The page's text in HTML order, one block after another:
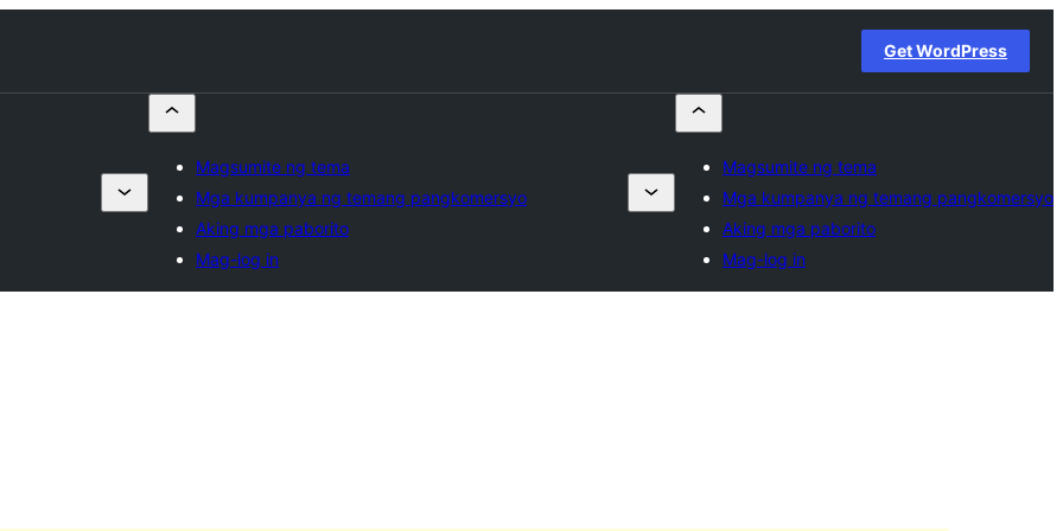
Get WordPress
Magsumite ng tema
Mga kumpanya ng temang pangkomersyo
Aking mga paborito
Mag-log in
Magsumite ng tema
Mga kumpanya ng temang pangkomersyo
Aking mga paborito
Mag-log in